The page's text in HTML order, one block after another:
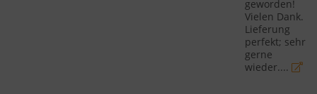
geworden!
Vielen Dank.
Lieferung
perfekt; sehr
gerne
wieder....